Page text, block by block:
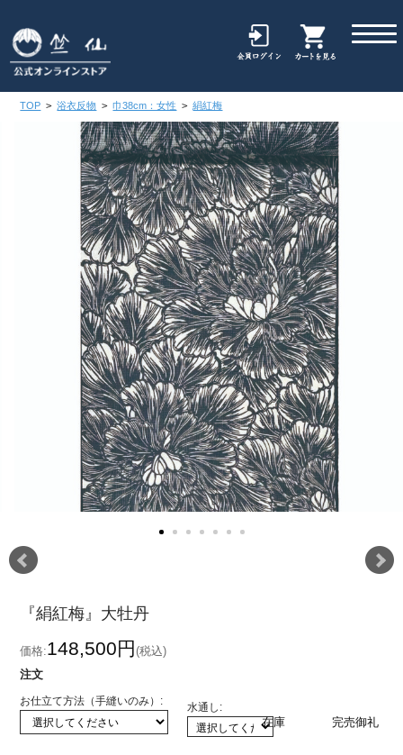
TOP > 浴衣反物 > 巾38cm：女性 > 絹紅梅
『絹紅梅』大牡丹
価格:148,500円(税込)
注文
お仕立て方法（手縫いのみ）: 水通し:
在庫 完売御礼